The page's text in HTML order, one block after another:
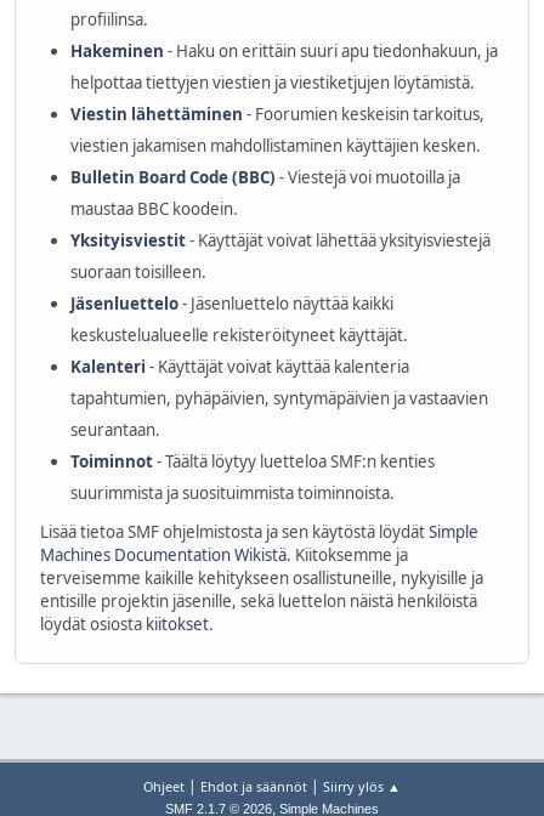
profiilinsa.
Hakeminen - Haku on erittäin suuri apu tiedonhakuun, ja
helpottaa tiettyjen viestien ja viestiketjujen löytämistä.
Viestin lähettäminen - Foorumien keskeisin tarkoitus,
viestien jakamisen mahdollistaminen käyttäjien kesken.
Bulletin Board Code (BBC) - Viestejä voi muotoilla ja
maustaa BBC koodein.
Yksityisviestit- Käyttäjät voivat lähettää yksityisviestejä
suoraan toisilleen.
Jäsenluettelo- Jäsenluettelo näyttää kaikki
keskustelualueelle rekisteröityneet käyttäjät.
Kalenteri - Käyttäjät voivat käyttää kalenteria
tapahtumien, pyhäpäivien, syntymäpäivien ja vastaavien
seurantaan.
Toiminnot- Täältä löytyy luetteloa SMF:n kenties
suurimmista ja suosituimmista toiminnoista.
Lisää tietoa SMF ohjelmistosta ja sen käytöstä löydätSimple
Machines Documentation Wikistä. Kiitoksemme ja
terveisemme kaikille kehitykseen osallistuneille, nykyisille ja
entisille projektin jäsenille, sekä luettelon näistä henkilöistä
löydät osiosta kiitokset.
Ohjeet | Ehdot ja säännöt | Siirry ylös ▲
SMF 2.1.7 © 2026, Simple Machines